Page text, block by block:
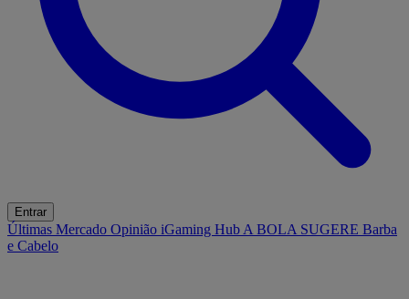
Entrar
Últimas Mercado Opinião iGaming Hub A BOLA SUGERE Barba
e Cabelo